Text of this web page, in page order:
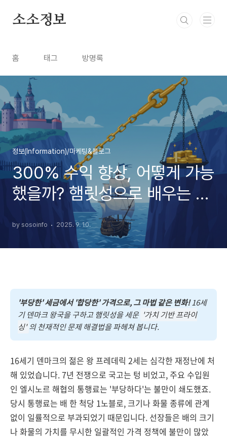
소소정보
홈 태그 방명록
정보(Information)/마케팅&블로그
300% 수익 향상, 어떻게 가능
했을까? 햄릿성으로 배우는 비
즈니스 전략
by sosoinfo 2025. 9. 10.
'부당한' 세금에서 '합당한' 가격으로, 그 마법 같은 변화!16세
기 덴마크 왕국을 구하고 햄릿성을 세운 '가치 기반 프라이
싱' 의 천재적인 문제 해결법을 파헤쳐 봅니다.
16세기 덴마크의 젊은 왕 프레데릭 2세는 심각한 재정난에 처
해 있었습니다. 7년 전쟁으로 국고는 텅 비었고, 주요 수입원
인 엘시노르 해협의 통행료는 '부당하다'는 불만이 쇄도했죠.
당시 통행료는 배 한 척당 1노블로, 크기나 화물 종류에 관계
없이 일률적으로 부과되었기 때문입니다. 선장들은 배의 크기
나 화물의 가치를 무시한 일괄적인 가격 정책에 불만이 많았